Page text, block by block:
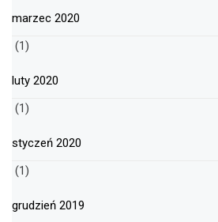
marzec 2020
(1)
luty 2020
(1)
styczeń 2020
(1)
grudzień 2019